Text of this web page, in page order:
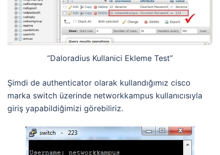
“Daloradius Kullanici Ekleme Test”
Şimdi de authenticator olarak kullandığımız cisco
marka switch üzerinde networkkampus kullanıcısıyla
giriş yapabildiğimizi görebiliriz.